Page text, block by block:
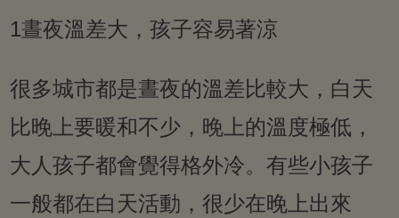
1晝夜溫差大，孩子容易著涼
很多城市都是晝夜的溫差比較大，白天
比晚上要暖和不少，晚上的溫度極低，
大人孩子都會覺得格外冷。有些小孩子
一般都在白天活動，很少在晚上出來